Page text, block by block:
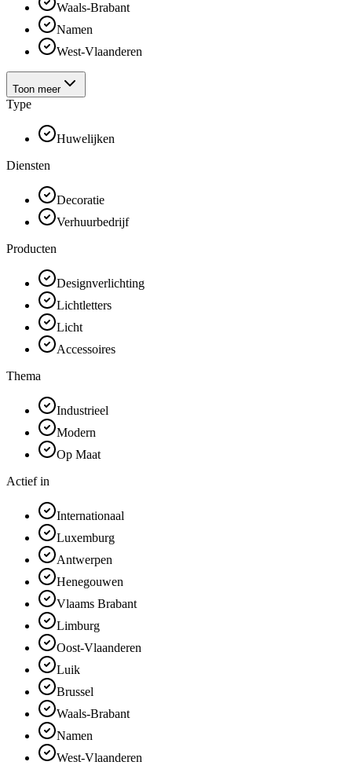
Waals-Brabant
Namen
West-Vlaanderen
Toon meer
Type
Huwelijken
Diensten
Decoratie
Verhuurbedrijf
Producten
Designverlichting
Lichtletters
Licht
Accessoires
Thema
Industrieel
Modern
Op Maat
Actief in
Internationaal
Luxemburg
Antwerpen
Henegouwen
Vlaams Brabant
Limburg
Oost-Vlaanderen
Luik
Brussel
Waals-Brabant
Namen
West-Vlaanderen